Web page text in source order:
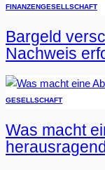
FINANZENGESELLSCHAFT
Bargeld
Nachweis
GESELLSCHAFT
Was macht